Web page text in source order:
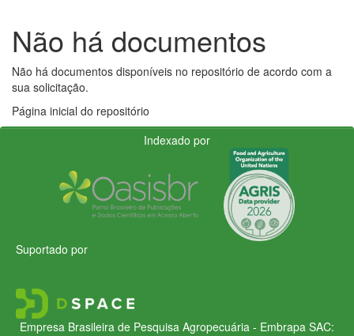
Não há documentos
Não há documentos disponíveis no repositório de acordo com a
sua solicitação.
Página inicial do repositório
Indexado por
Suportado por
Empresa Brasileira de Pesquisa Agropecuária - Embrapa SAC: